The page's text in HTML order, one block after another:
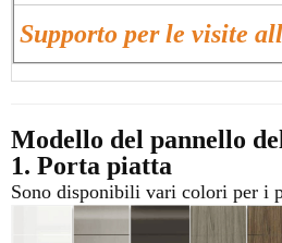
Supporto per le visite
Modello del pannello
1. Porta piatta
Sono disponibili vari colori per i